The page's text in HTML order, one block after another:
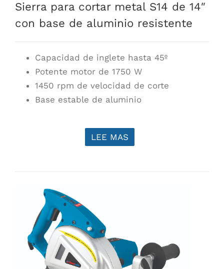
Sierra para cortar metal S14 de 14″
con base de aluminio resistente
Capacidad de inglete hasta 45º
Potente motor de 1750 W
1450 rpm de velocidad de corte
Base estable de aluminio
LEE MAS